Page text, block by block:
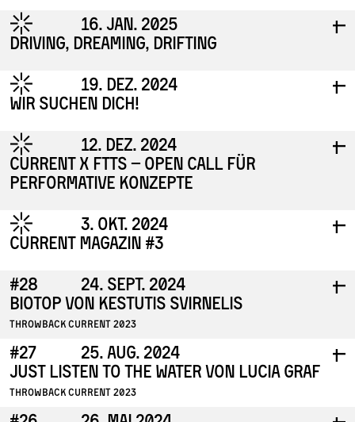
Wasserspeicher in Stuttgart-Ost
◌
16. Jan. 2025
Driving, Dreaming, Drifting
I
I
Driving, Dreaming, Drifting
Wie prägt das Auto unsere Städte? Mit „Driving, Dreaming, Drifting“
Kooperation mit SantAndreu Contemporani(SAC) in Barcelona und
◌
19. Dez. 2024
Wir suchen dich!
I
I
Das Festival CURRENT – KUNST UND URBANER RAUM vergibt aktuell
drei Positionen auf freiberuflicher Basis. Zum Jahresbeginn 2025
suchen wir Verstärkung für unser kleines, freundliches, flexibles und
kreatives Team in den Bereichen:
Produktionskoordinator*in
Programmkoordinator*in & kuratorische Mitarbeit
Koordination Kommunikation & Öffentlichkeitsarbeit
◌
12. Dez. 2024
CURRENT X FTTS – Open Call für
performative Konzepte
I
I
◌
3. Okt. 2024
CURRENT Magazin #3
I
I
#28
24. Sept. 2024
Biotop von Kestutis Svirnelis
Throwback CURRENT 2023
I
I
#27
25. Aug. 2024
Just listen to the water von Lucia Graf
Throwback CURRENT 2023
I
I
I